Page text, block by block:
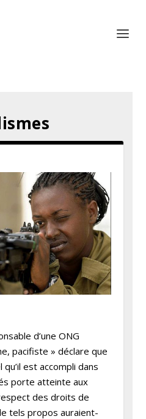
d’une ONG
pacifiste » déclare que
est accompli dans
porte atteinte aux
des droits de
tels propos auraient-